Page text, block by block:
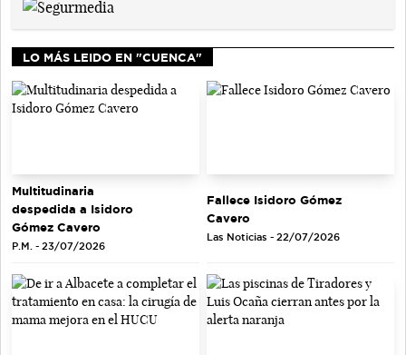
LO MÁS LEIDO EN "CUENCA"
Multitudinaria
despedida a Isidoro
Gómez Cavero
P.M. - 23/07/2026
Fallece Isidoro Gómez
Cavero
Las Noticias - 22/07/2026